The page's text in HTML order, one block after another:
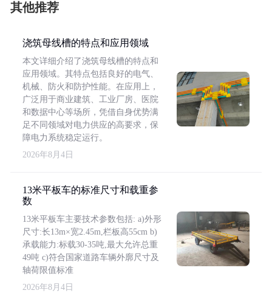
其他推荐
浇筑母线槽的特点和应用领域
本文详细介绍了浇筑母线槽的特点和
应用领域。其特点包括良好的电气、
机械、防火和防护性能。在应用上，
广泛用于商业建筑、工业厂房、医院
和数据中心等场所，凭借自身优势满
足不同领域对电力供应的高要求，保
障电力系统稳定运行。
2026年8月4日
13米平板车的标准尺寸和载重参
数
13米平板车主要技术参数包括: a)外形
尺寸:长13m×宽2.45m,栏板高55cm b)
承载能力:标载30-35吨,最大允许总重
49吨 c)符合国家道路车辆外廓尺寸及
轴荷限值标准
2026年8月4日